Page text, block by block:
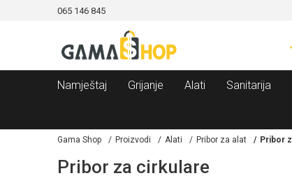
065 146 845
Namještaj Grijanje Alati Sanitarija
Gama Shop Proizvodi Alati Pribor za alat Pribor
Pribor za cirkulare